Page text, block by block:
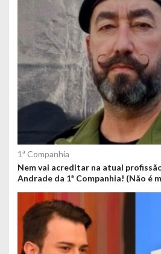
1ª Companhia
Nem vai acreditar na atual
Andrade da 1ª Companhia! (Não é